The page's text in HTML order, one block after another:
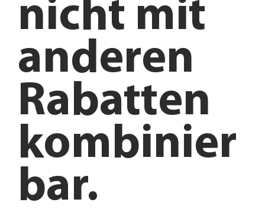
nicht mit
anderen
Rabatten
kombinier
bar.